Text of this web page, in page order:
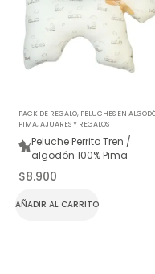
PACK DE REGALO, PELUCHES EN
PIMA,AJUARES Y REGALOS
Peluche Perrito Tren /
algodón 100% Pima
$8.900
AÑADIR AL CARRITO